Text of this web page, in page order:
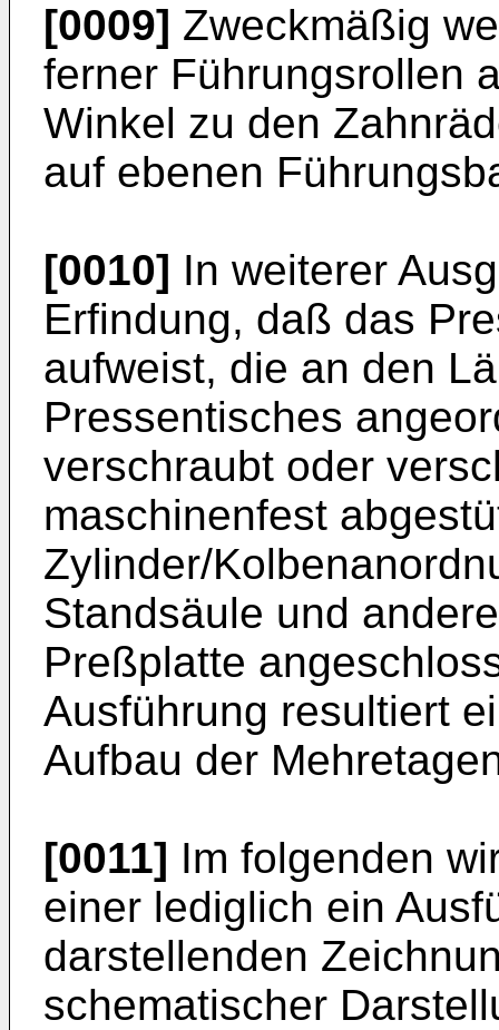
[0009] Zweckmäßig
ferner Führungsrollen
Winkel zu den
auf ebenen
[0010] In weiterer
Erfindung, daß das
aufweist, die an den
Pressentisches
verschraubt oder
maschinenfest
Zylinder/
Standsäule und
Preßplatte
Ausführung resultiert
Aufbau der
[0011] Im folgenden
einer lediglich ein
darstellenden
schematischer